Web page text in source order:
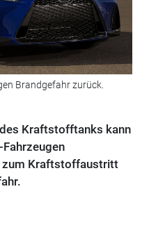
Brandgefahr zurück.
Kraftstofftanks kann
zum Kraftstoffaustritt